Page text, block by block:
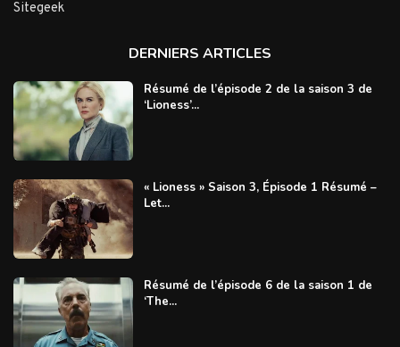
Sitegeek
DERNIERS ARTICLES
Résumé de l’épisode 2 de la saison 3 de
‘Lioness’...
« Lioness » Saison 3, Épisode 1 Résumé –
Let...
Résumé de l’épisode 6 de la saison 1 de
‘The...